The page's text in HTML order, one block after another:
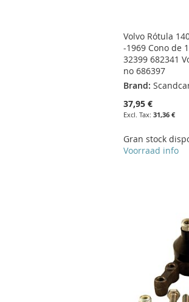
Volvo Rótula
-1969 Cono de
32399 682341
no 686397
Brand:
37,95 €
31,36 €
Gran stock
Voorraad info